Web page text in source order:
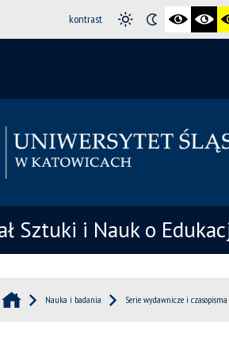
kontrast
Sztuki i Nauk o
Nauka i badania Serie wydawnicze i czasopisma